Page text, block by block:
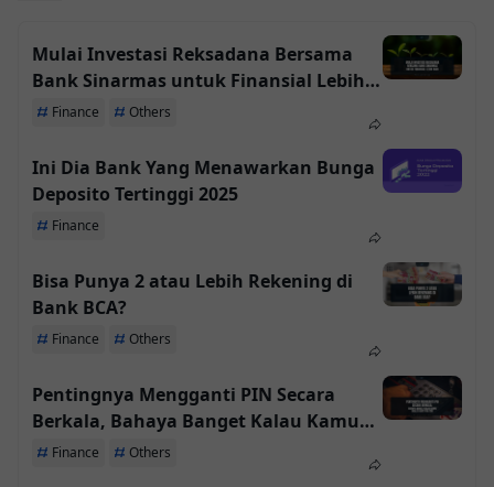
Mulai Investasi Reksadana Bersama
Bank Sinarmas untuk Finansial Lebih
BaikFinance Others
Ini Dia Bank Yang Menawarkan Bunga
Deposito Tertinggi 2025
Finance
Bisa Punya 2 atau Lebih Rekening di
Bank BCA?
Finance Others
Pentingnya Mengganti PIN Secara
Berkala, Bahaya Banget Kalau Kamu
Malas Ganti PIN ATM
Finance Others